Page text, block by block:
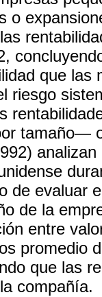
o
que las
riesgo
tamaño—
de evaluar
de la
entre
promedio
que las
compañía.